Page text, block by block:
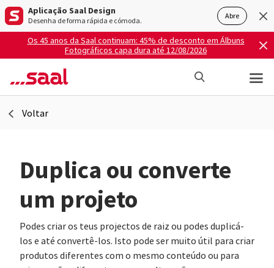
Aplicação Saal Design
Desenha de forma rápida e cómoda. Abre
Os 45 anos da Saal continuam: 45% de desconto em Álbuns
Fotográficos capa dura até 12/08/2026
Voltar
Duplica ou converte
um projeto
Podes criar os teus projectos de raiz ou podes duplicá-
los e até convertê-los. Isto pode ser muito útil para criar
produtos diferentes com o mesmo conteúdo ou para